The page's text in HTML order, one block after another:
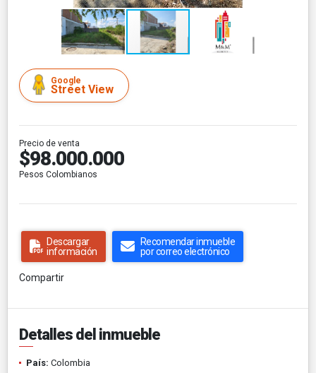
Google
Street View
Precio de venta
$98.000.000
Pesos Colombianos
Descargar
información
Recomendar inmueble
por correo electrónico
Compartir
Detalles del inmueble
País: Colombia